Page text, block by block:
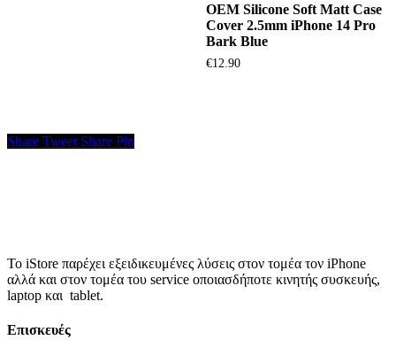
OEM Silicone Soft Matt Case
Cover 2.5mm iPhone 14 Pro
Bark Blue
€12.90
Share Tweet Share Pin
Το iStore παρέχει εξειδικευμένες λύσεις στον τομέα τον iPhone
αλλά και στον τομέα του service οποιασδήποτε κινητής συσκευής,
laptop και tablet.
Επισκευές